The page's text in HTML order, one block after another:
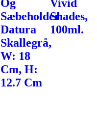
Og
Sæbeholder
Datura
Skallegrå,
W: 18
Cm, H:
12.7 Cm
Vivid
Shades,
100ml.